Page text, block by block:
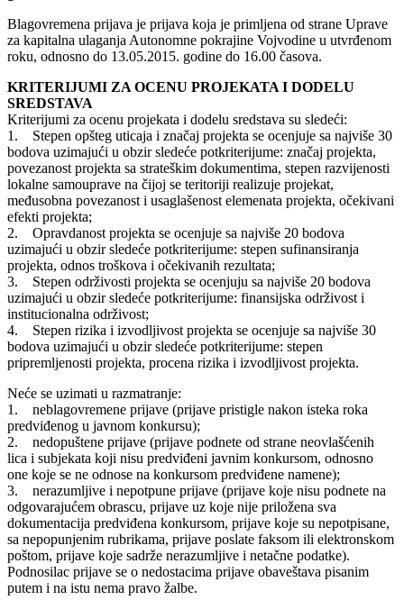
Blagovremena prijava je prijava koja je primljena od strane Uprave
za kapitalna ulaganja Autonomne pokrajine Vojvodine u utvrđenom
roku, odnosno do 13.05.2015. godine do 16.00 časova.
KRITERIJUMI ZA OCENU PROJEKATA I DODELU
SREDSTAVA
Kriterijumi za ocenu projekata i dodelu sredstava su sledeći:
1. Stepen opšteg uticaja i značaj projekta se ocenjuje sa najviše 30
bodova uzimajući u obzir sledeće potkriterijume: značaj projekta,
povezanost projekta sa strateškim dokumentima, stepen razvijenosti
lokalne samouprave na čijoj se teritoriji realizuje projekat,
međusobna povezanost i usaglašenost elemenata projekta, očekivani
efekti projekta;
2. Opravdanost projekta se ocenjuje sa najviše 20 bodova
uzimajući u obzir sledeće potkriterijume: stepen sufinansiranja
projekta, odnos troškova i očekivanih rezultata;
3. Stepen održivosti projekta se ocenjuju sa najviše 20 bodova
uzimajući u obzir sledeće potkriterijume: finansijska održivost i
institucionalna održivost;
4. Stepen rizika i izvodljivost projekta se ocenjuje sa najviše 30
bodova uzimajući u obzir sledeće potkriterijume: stepen
pripremljenosti projekta, procena rizika i izvodljivost projekta.
Neće se uzimati u razmatranje:
1. neblagovremene prijave (prijave pristigle nakon isteka roka
predviđenog u javnom konkursu);
2. nedopuštene prijave (prijave podnete od strane neovlašćenih
lica i subjekata koji nisu predviđeni javnim konkursom, odnosno
one koje se ne odnose na konkursom predviđene namene);
3. nerazumljive i nepotpune prijave (prijave koje nisu podnete na
odgovarajućem obrascu, prijave uz koje nije priložena sva
dokumentacija predviđena konkursom, prijave koje su nepotpisane,
sa nepopunjenim rubrikama, prijave poslate faksom ili elektronskom
poštom, prijave koje sadrže nerazumljive i netačne podatke).
Podnosilac prijave se o nedostacima prijave obaveštava pisanim
putem i na istu nema pravo žalbe.